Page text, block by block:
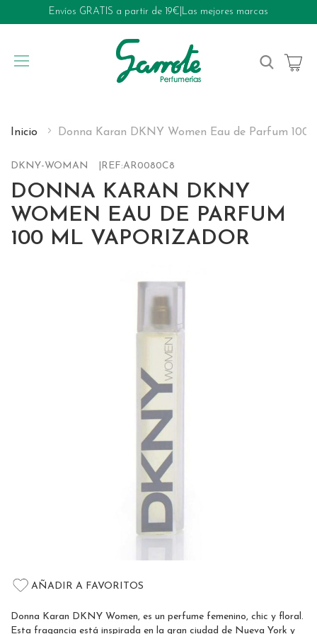
Envíos GRATIS a partir de 19€ Las mejores marcas
My Cart
Inicio Donna Karan DKNY Women Eau de Parfum 100
DKNY-WOMAN REF:AR0080C8
DONNA KARAN DKNY
WOMEN EAU DE PARFUM
100 ML VAPORIZADOR
to
the
AÑADIR A FAVORITOS
Donna Karan DKNY Women, es un perfume femenino, chic y floral.
Esta fragancia está inspirada en la gran ciudad de Nueva York y